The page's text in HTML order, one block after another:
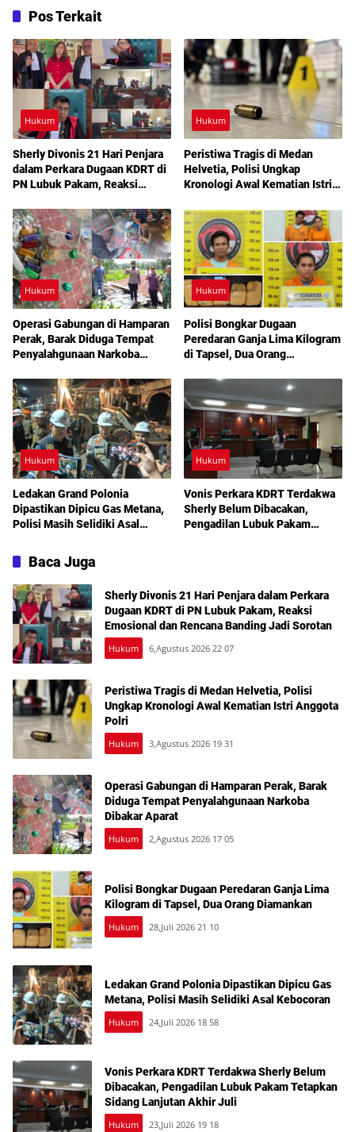
Pos Terkait
Hukum
Sherly Divonis 21 Hari Penjara
dalam Perkara Dugaan KDRT di
PN Lubuk Pakam, Reaksi
Banding Jadi Sorotan
Hukum
Peristiwa Tragis di Medan
Helvetia, Polisi Ungkap
Kronologi Awal Kematian Istri
Hukum
Operasi Gabungan di Hamparan
Perak, Barak Diduga Tempat
Penyalahgunaan Narkoba
Hukum
Polisi Bongkar Dugaan
Peredaran Ganja Lima Kilogram
di Tapsel, Dua Orang
Hukum
Ledakan Grand Polonia
Dipastikan Dipicu Gas Metana,
Polisi Masih Selidiki Asal
Hukum
Vonis Perkara KDRT Terdakwa
Sherly Belum Dibacakan,
Pengadilan Lubuk Pakam
Baca Juga
Sherly Divonis 21 Hari Penjara dalam Perkara
Dugaan KDRT di PN Lubuk Pakam, Reaksi
Emosional dan Rencana Banding Jadi Sorotan
Hukum 6,Agustus 2026 22 07
Peristiwa Tragis di Medan Helvetia, Polisi
Ungkap Kronologi Awal Kematian Istri Anggota
Polri
Hukum 3,Agustus 2026 19 31
Operasi Gabungan di Hamparan Perak, Barak
Diduga Tempat Penyalahgunaan Narkoba
Dibakar Aparat
Hukum 2,Agustus 2026 17 05
Polisi Bongkar Dugaan Peredaran Ganja Lima
Kilogram di Tapsel, Dua Orang Diamankan
Hukum 28,Juli 2026 21 10
Ledakan Grand Polonia Dipastikan Dipicu Gas
Metana, Polisi Masih Selidiki Asal Kebocoran
Hukum 24,Juli 2026 18 58
Vonis Perkara KDRT Terdakwa Sherly Belum
Dibacakan, Pengadilan Lubuk Pakam Tetapkan
Sidang Lanjutan Akhir Juli
Hukum 23,Juli 2026 19 18